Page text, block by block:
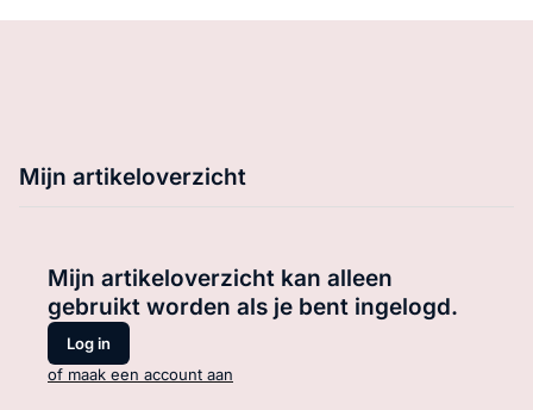
Mijn artikeloverzicht
Mijn artikeloverzicht kan alleen
gebruikt worden als je bent ingelogd.
Log in
of maak een account aan